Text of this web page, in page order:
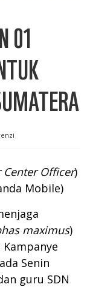
01
Officer)
Mobile)
maximus)
Senin
guru SDN